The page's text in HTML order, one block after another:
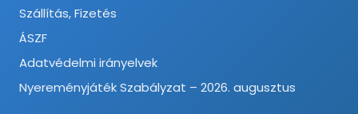
Szállítás, Fizetés
ÁSZF
Adatvédelmi irányelvek
Nyereményjáték Szabályzat – 2026. augusztus